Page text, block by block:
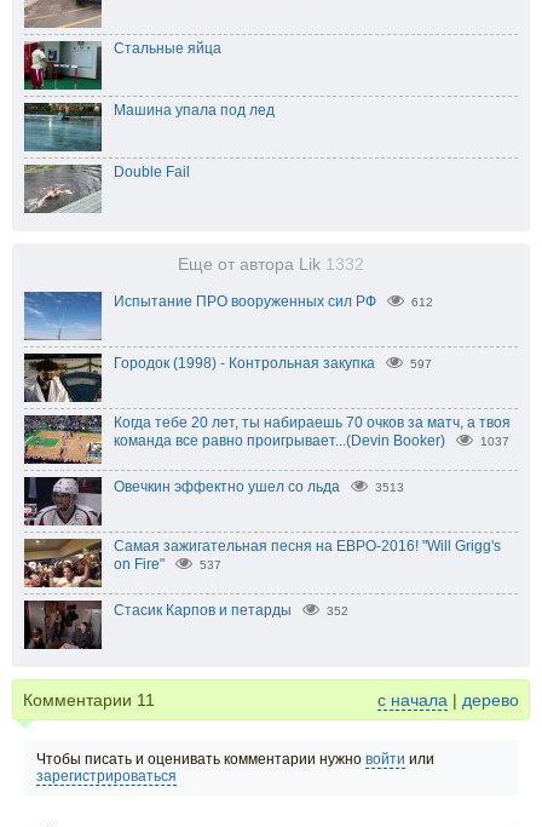
Стальные яйца
Машина упала под лед
Double Fail
Еще от автора Lik 1332
Испытание ПРО вооруженных сил РФ 612
Городок (1998) - Контрольная закупка 597
Когда тебе 20 лет, ты набираешь 70 очков за матч, а твоя
команда все равно проигрывает...(Devin Booker)
1037
Овечкин эффектно ушел со льда 3513
Самая зажигательная песня на ЕВРО-2016! "Will Grigg's
on Fire"
537
Стасик Карпов и петарды 352
Комментарии 11 с начала | дерево
Чтобы писать и оценивать комментарии нужно войти или
зарегистрироваться